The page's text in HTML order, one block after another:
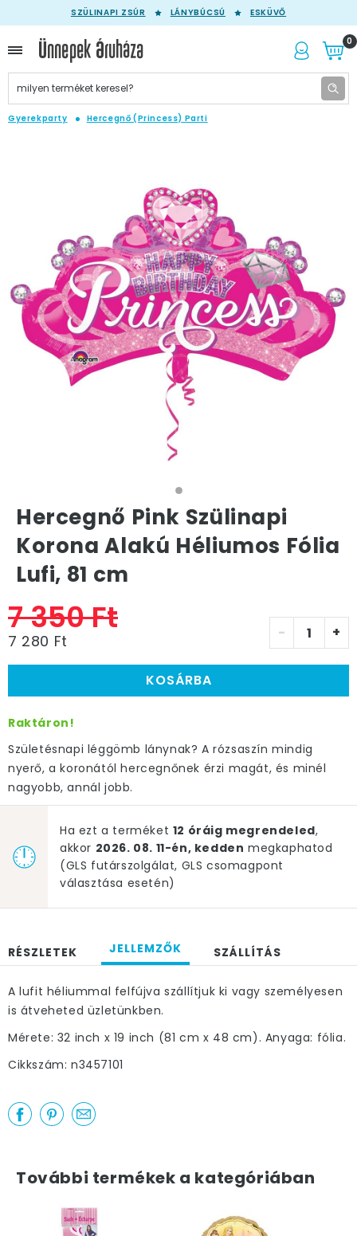
SZÜLINAPI ZSÚR LÁNYBÚCSÚ ESKÜVŐ
0
Gyerekparty Hercegnő (Princess) Parti
Hercegnő Pink Szülinapi
Korona Alakú Héliumos Fólia
Lufi, 81 cm
7 350 Ft
7 280 Ft - +
KOSÁRBA
Raktáron!
Születésnapi léggömb lánynak? A rózsaszín mindig
nyerő, a koronától hercegnőnek érzi magát, és minél
nagyobb, annál jobb.
Ha ezt a terméket 12 óráig megrendeled,
akkor 2026. 08. 11-én, kedden megkaphatod
(GLS futárszolgálat, GLS csomagpont
választása esetén)
RÉSZLETEK JELLEMZŐK SZÁLLÍTÁS
A lufit héliummal felfújva szállítjuk ki vagy személyesen
is átveheted üzletünkben.
Mérete: 32 inch x 19 inch (81 cm x 48 cm). Anyaga: fólia.
Cikkszám: n3457101
További termékek a kategóriában